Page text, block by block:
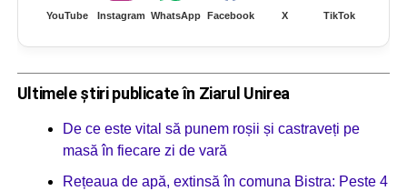
YouTube Instagram WhatsApp Facebook X TikTok
Ultimele știri publicate în Ziarul Unirea
De ce este vital să punem roșii și castraveți pe
masă în fiecare zi de vară
Rețeaua de apă, extinsă în comuna Bistra: Peste 4